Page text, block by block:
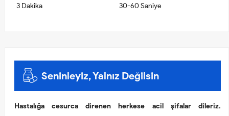
3 Dakika
30-60 Saniye
Seninleyiz, Yalnız Değilsin
Hastalığa cesurca direnen herkese acil şifalar dileriz.